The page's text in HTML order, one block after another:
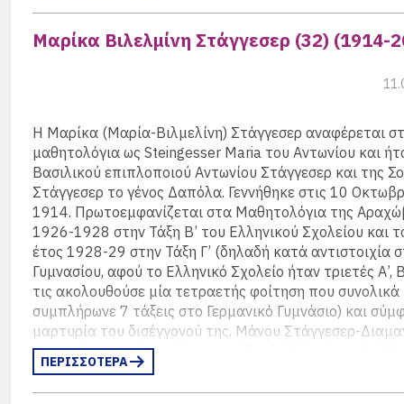
όλος ο θεός της Τραγωδίας εφάνει.
Μνήσθητι Κύριε: για την ώρα που άξαφνα, κι οι εννιά
Η Ελένη Παπαδάκη είχε επίσης τιμηθεί με “βασιλικό
ευαρέσκεια” στις 31 Οκτωβρίου του 1939, σε
τον Βασιλέα, “δια τας εις το ελληνικόν θέατρον
υπηρεσίας και ιδιαιτέρως δια τας εν τω εξωτερικώ
τοιαύτας“.
Ελένη Παπαδάκη, η ηθοποιός …
Ο Δημήτρης Μυράτ περιγράφει …
Ο Μάνος Ελευθερίου γράφει …
Πέθανε ο Μάνος Ελευθερίου…
Αναδημοσιεύουμε από το zougla.gr ένα κείμενο που
στις 3.12.2011:
Η φωτογραφία είναι λεπτομέρεια από την οικογενειακή
φωτογραφία του αρχείου της Ερσίλιας Μπαχάουερ και
Μαρίκα Βιλελμίνη Στάγγεσερ (32) (1914-
Η Μαρίκα (Μαρία-Βιλμελίνη) Στάγγεσερ αναφέρεται
μαθητολόγια ως Steingesser Maria του Αντωνίου και
Βασιλικού επιπλοποιού Αντωνίου Στάγγεσερ και της
Στάγγεσερ το γένος Δαπόλα. Γεννήθηκε στις 10
1914. Πρωτοεμφανίζεται στα Μαθητολόγια της
1926-1928 στην Τάξη Β’ του Ελληνικού Σχολείου και
έτος 1928-29 στην Τάξη Γ’ (δηλαδή κατά αντιστοιχία
Γυμνασίου, αφού το Ελληνικό Σχολείο ήταν τριετές Α’,
τις ακολουθούσε μία τετραετής φοίτηση που συνολικά
συμπλήρωνε 7 τάξεις στο Γερμανικό Γυμνάσιο) και
μαρτυρία του δισέγγονού της, Μάνου Στάγγεσερ-
αποφοίτησε από την Γερμανική Σχολή Αθηνών το 1932.
ΠΕΡΙΣΣΟΤΕΡΑ